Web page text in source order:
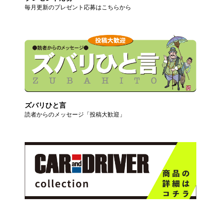
毎月更新のプレゼント応募はこちらから
ズバリひと言
読者からのメッセージ「投稿大歓迎」